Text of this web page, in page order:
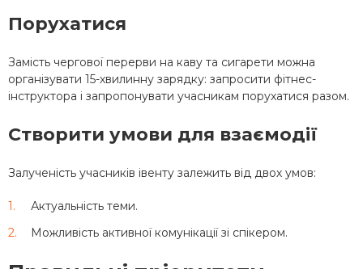
Порухатися
Замість чергової перерви на каву та сигарети можна
організувати 15-хвилинну зарядку: запросити фітнес-
інструктора і запропонувати учасникам порухатися разом.
Створити умови для взаємодії
Залученість учасників івенту залежить від двох умов:
Актуальність теми.
Можливість активної комунікації зі спікером.